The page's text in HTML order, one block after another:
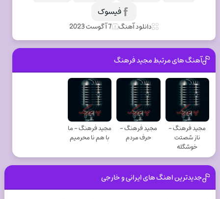
فیسوک
دانلود آهنگ 7 آگوست 2023
آهنگ های مرتبط مجید فرهنگ
مجید فرهنگ -
ناز شصتت
خوشگله
مجید فرهنگ -
حرف مردم
مجید فرهنگ - ما
با هم نا محرمیم
جدیدترین اهنگ های ایرانی و خارجی